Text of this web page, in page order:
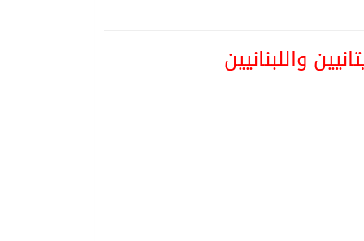
الثالث عشر الهجري
واللبنانيين